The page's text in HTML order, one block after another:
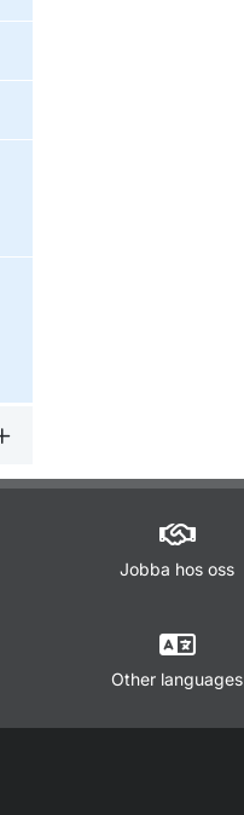
Undermeny för Trafikregler
Jobba hos oss
Other languages